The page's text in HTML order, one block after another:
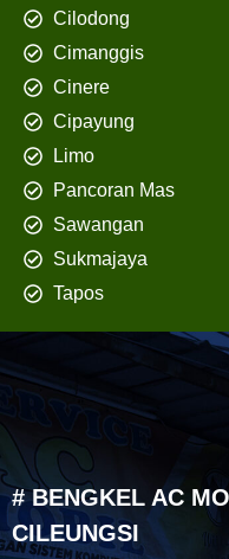
Cilodong
Cimanggis
Cinere
Cipayung
Limo
Pancoran Mas
Sawangan
Sukmajaya
Tapos
# BENGKEL AC
CILEUNGSI